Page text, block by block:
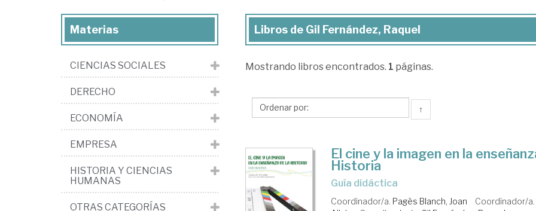
Libros
Gil
Raquel
Libros de Gil Fernández, Raquel
Mostrando libros encontrados. 1 páginas.
↑
El cine y la imagen en la
Historia
guía didáctica
Coordinador/a. Pagès Blanch, Joan
Coordinador/
Materias
CIENCIAS SOCIALES
DERECHO
ECONOMÍA
EMPRESA
HISTORIA Y CIENCIAS
HUMANAS
OTRAS CATEGORÍAS